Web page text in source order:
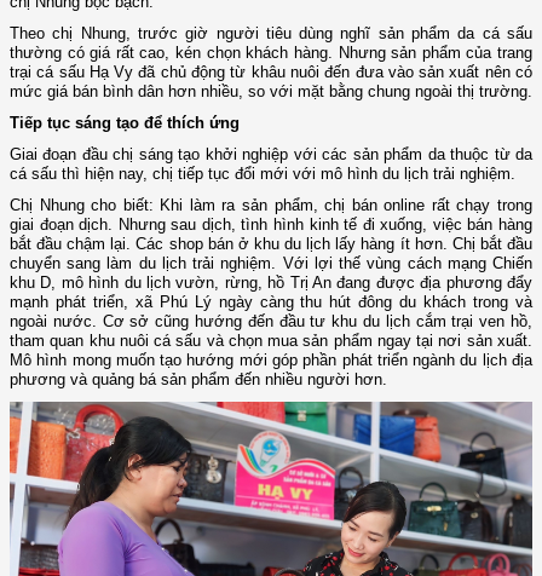
Theo chị Nhung, trước giờ người tiêu dùng nghĩ sản phẩm da cá sấu
thường có giá rất cao, kén chọn khách hàng. Nhưng sản phẩm của trang
trại cá sấu Hạ Vy đã chủ động từ khâu nuôi đến đưa vào sản xuất nên có
mức giá bán bình dân hơn nhiều, so với mặt bằng chung ngoài thị trường.
Tiếp tục sáng tạo để thích ứng
Giai đoạn đầu chị sáng tạo khởi nghiệp với các sản phẩm da thuộc từ da
cá sấu thì hiện nay, chị tiếp tục đổi mới với mô hình du lịch trải nghiệm.
Chị Nhung cho biết: Khi làm ra sản phẩm, chị bán online rất chạy trong
giai đoạn dịch. Nhưng sau dịch, tình hình kinh tế đi xuống, việc bán hàng
bắt đầu chậm lại. Các shop bán ở khu du lịch lấy hàng ít hơn. Chị bắt đầu
chuyển sang làm du lịch trải nghiệm. Với lợi thế vùng cách mạng Chiến
khu D, mô hình du lịch vườn, rừng, hồ Trị An đang được địa phương đẩy
mạnh phát triển, xã Phú Lý ngày càng thu hút đông du khách trong và
ngoài nước. Cơ sở cũng hướng đến đầu tư khu du lịch cắm trại ven hồ,
tham quan khu nuôi cá sấu và chọn mua sản phẩm ngay tại nơi sản xuất.
Mô hình mong muốn tạo hướng mới góp phần phát triển ngành du lịch địa
phương và quảng bá sản phẩm đến nhiều người hơn.